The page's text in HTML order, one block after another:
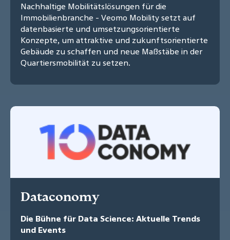
Nachhaltige Mobilitätslösungen für die
Immobilienbranche - Veomo Mobility setzt auf
datenbasierte und umsetzungsorientierte
Konzepte, um attraktive und zukunftsorientierte
Gebäude zu schaffen und neue Maßstäbe in der
Quartiersmobilität zu setzen.
Dataconomy
Die Bühne für Data Science: Aktuelle Trends
und Events